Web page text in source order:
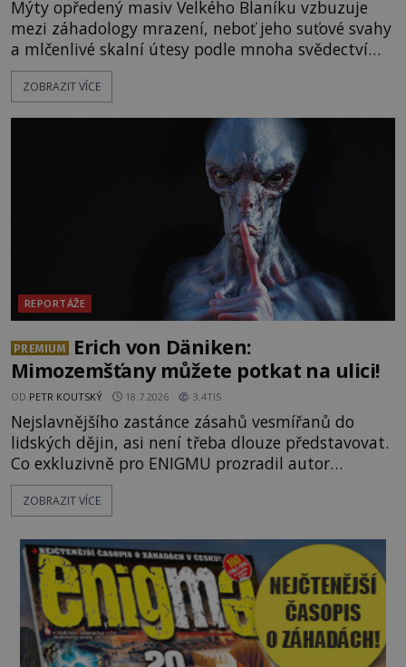
Mýty opředený masiv Velkého Blaníku vzbuzuje
mezi záhadology mrazení, neboť jeho suťové svahy
a mlčenlivé skalní útesy podle mnoha svědectví
fungují jako anomální zóny, kde selhává lidské
vnímání času i prostoru. Geologické anomálie hory
badatelé zde odkrývají indicie, které propojují
prastaré pohanské kulty, keltské svatyně a zprávy
ZOBRAZIT VÍCE
REPORTÁŽE
PREMIUM
Erich von Däniken:
Mimozemšťany můžete potkat na ulici!
OD PETR KOUTSKÝ 18.7.2026 3.4TIS
Nejslavnějšího zastánce zásahů vesmířanů do
lidských dějin, asi není třeba dlouze představovat.
Co exkluzivně pro ENIGMU prozradil autor
Vzpomínek na budoucnost, švýcarský badatel
Erich von Däniken? Orbitální stanice Viking 1
je umělá družice od povrchu Marsu vzdálena asi
1873 kilometrů, nachá
ZOBRAZIT VÍCE